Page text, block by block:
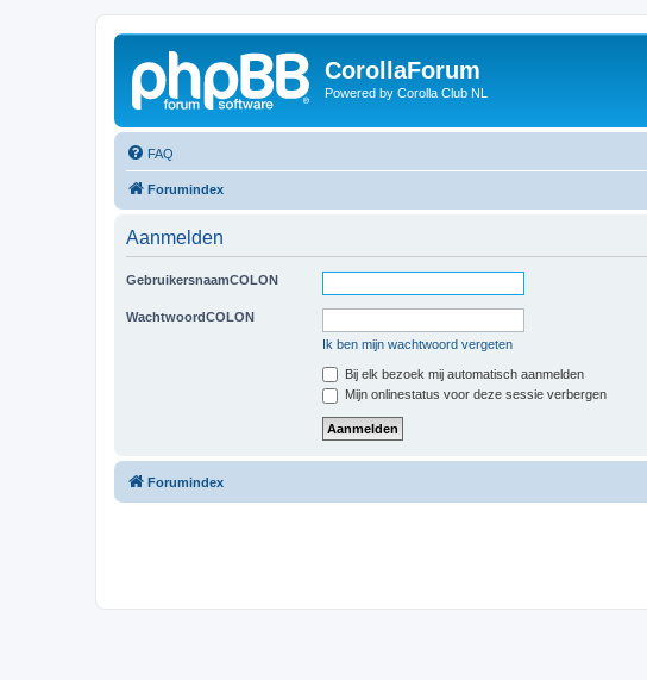
CorollaForum
Powered by Corolla Club NL
FAQ
Forumindex
Aanmelden
GebruikersnaamCOLON
WachtwoordCOLON
Ik ben mijn wachtwoord vergeten
Bij elk bezoek mij automatisch aanmelden
Mijn onlinestatus voor deze sessie verbergen
Forumindex